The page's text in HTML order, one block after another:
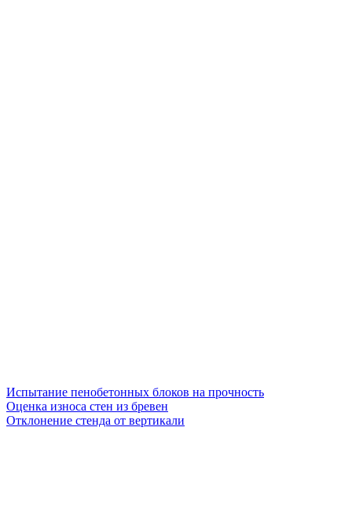
Испытание пенобетонных блоков на прочность
Оценка износа стен из бревен
Отклонение стенда от вертикали